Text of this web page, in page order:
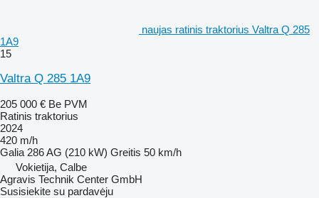
naujas ratinis traktorius Valtra Q 285
1A9
15
Valtra Q 285 1A9
205 000 € Be PVM
Ratinis traktorius
2024
420 m/h
Galia 286 AG (210 kW) Greitis 50 km/h
Vokietija, Calbe
Agravis Technik Center GmbH
Susisiekite su pardavėju